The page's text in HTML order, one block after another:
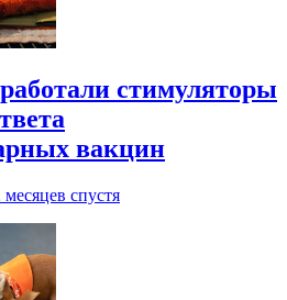
стимуляторы
вакцин
месяцев спустя